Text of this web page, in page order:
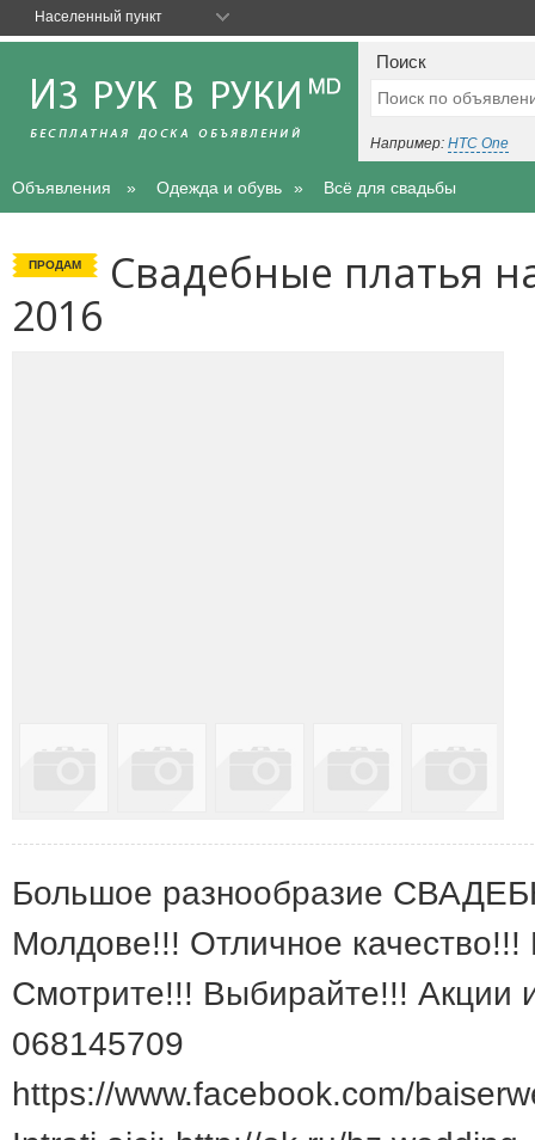
Поиск
Например: HTC One
Объявления Одежда и обувь Всё для свадьбы
ПРОДАМ Свадебные платья
2016
Большое разнообразие
Молдове!!! Отличное
Смотрите!!! Выбирайте!!! Акции
068145709
https://www.facebook.com/
Населенный пункт